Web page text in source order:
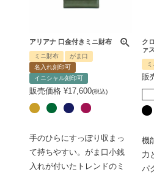
アリアナ 口金付きミニ財布
ミニ財布
がま口
名入れ刻印可
イニシャル刻印可
販売価格 ¥17,600 税込
手のひらにすっぽり収まっ
て持ちやすい。がま口小銭
入れが付いたトレンドのミ
ク
ァ
販
機
力
パ